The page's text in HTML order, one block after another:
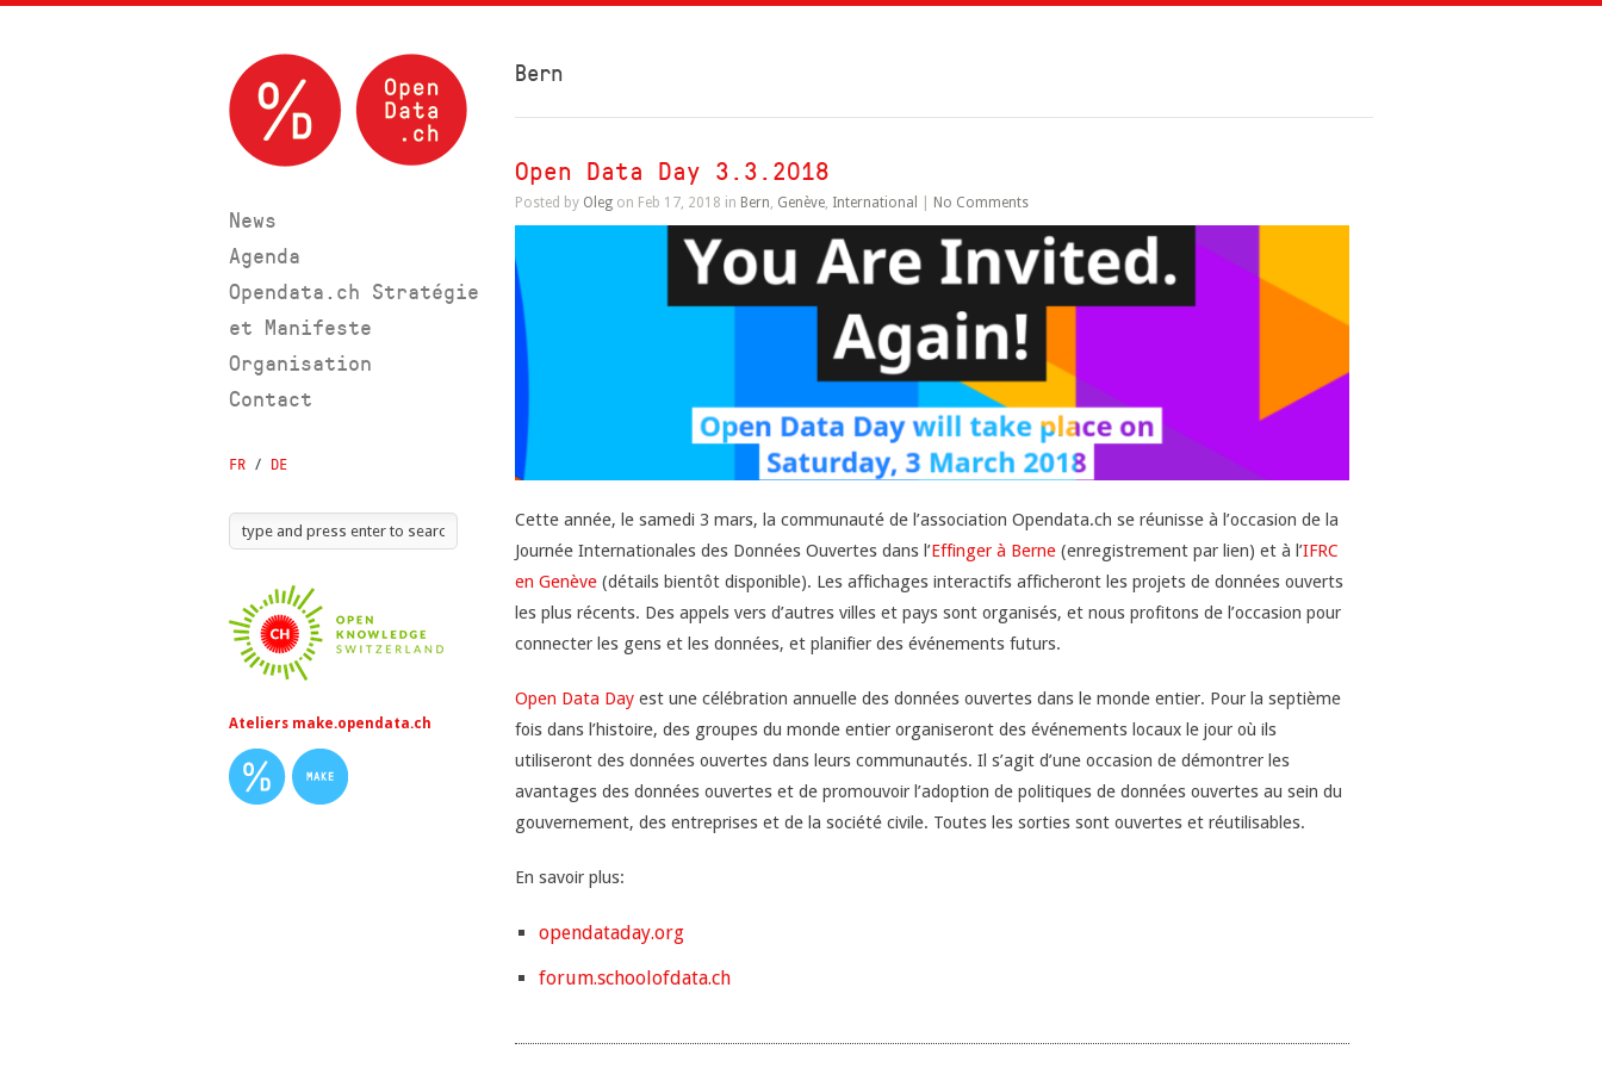
News
Agenda
Opendata.ch Stratégie
et Manifeste
Organisation
Contact
FR / DE
Ateliers make.opendata.ch
Bern
Open Data Day 3.3.2018
Posted by Oleg on Feb 17, 2018 in Bern, Genève, International No Comments
Cette année, le samedi 3 mars, la communauté de l’association Opendata.ch se réunisse à l’occasion de la
Journée Internationales des Données Ouvertes dans l’Effinger à Berne (enregistrement par lien) et à l’IFRC
en Genève (détails bientôt disponible). Les affichages interactifs afficheront les projets de données ouverts
les plus récents. Des appels vers d’autres villes et pays sont organisés, et nous profitons de l’occasion pour
connecter les gens et les données, et planifier des événements futurs.
Open Data Day est une célébration annuelle des données ouvertes dans le monde entier. Pour la septième
fois dans l’histoire, des groupes du monde entier organiseront des événements locaux le jour où ils
utiliseront des données ouvertes dans leurs communautés. Il s’agit d’une occasion de démontrer les
avantages des données ouvertes et de promouvoir l’adoption de politiques de données ouvertes au sein du
gouvernement, des entreprises et de la société civile. Toutes les sorties sont ouvertes et réutilisables.
En savoir plus:
opendataday.org
forum.schoolofdata.ch